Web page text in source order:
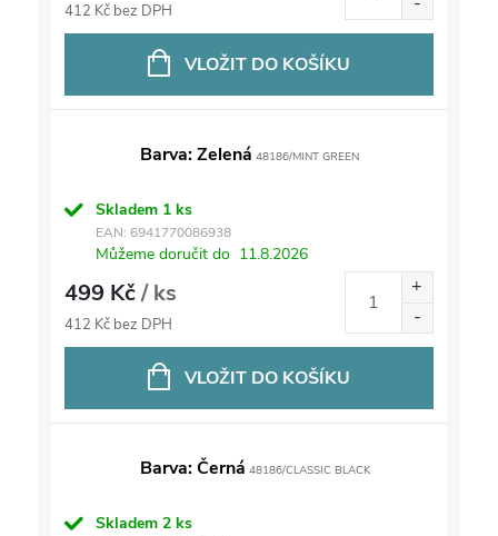
412 Kč bez DPH
VLOŽIT DO KOŠÍKU
Barva: Zelená 48186/MINT GREEN
Skladem 1 ks
EAN: 6941770086938
Můžeme doručit do 11.8.2026
499 Kč/ ks
412 Kč bez DPH
VLOŽIT DO KOŠÍKU
Barva: Černá 48186/CLASSIC BLACK
Skladem 2 ks